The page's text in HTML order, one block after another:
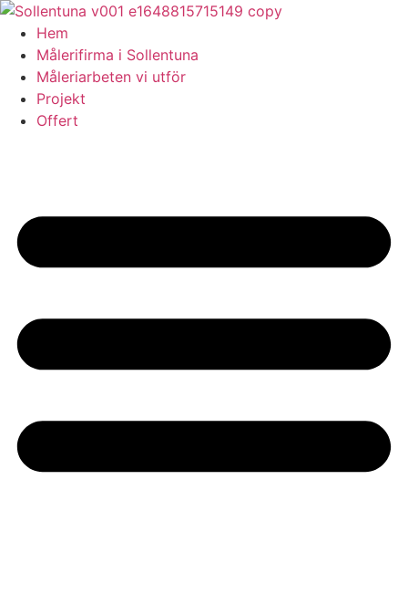
Skip
content
Hem
Målerifirma i Sollentuna
Måleriarbeten vi utför
Projekt
Offert